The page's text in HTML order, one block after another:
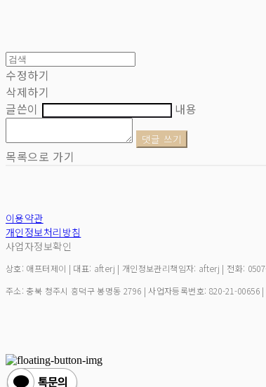
수정하기
삭제하기
글쓴이
내용
댓글 쓰기
목록으로 가기
이용약관
개인정보처리방침
사업자정보확인
상호: 애프터제이 | 대표: afterj | 개인정보관리책임자: afterj | 전화:
주소: 충북 청주시 흥덕구 봉명동 2796 | 사업자등록번호: 820-21-00656|